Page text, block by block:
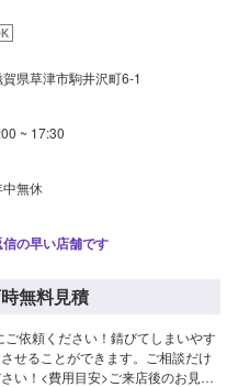
賀県草津市駒井沢町6-1
~ 17:30
中無休
信の早い店舗です
無料見積
依頼ください！錆びてしまいやす
せることができます。ご相談だけ
い！<費用目安>ご来店後のお見積